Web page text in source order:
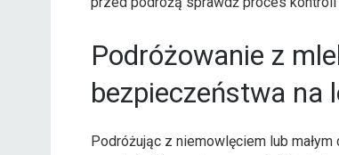
Podróżowanie z
bezpieczeństwa na
Podróżując z niemowlęciem lub